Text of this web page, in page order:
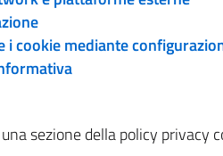
i cookie mediante
sezione della policy